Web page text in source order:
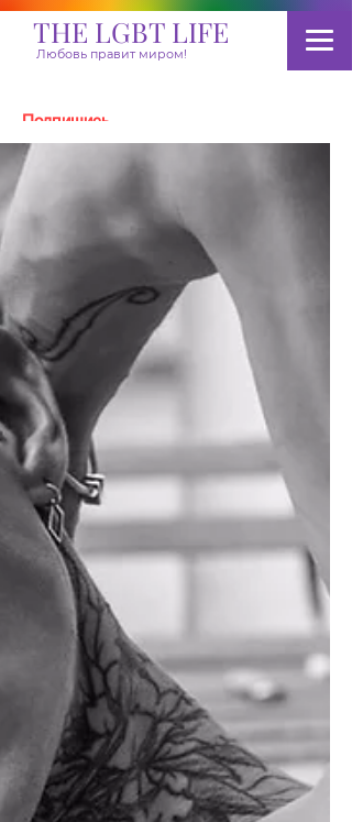
THE LGBT LIFE
Любовь правит миром!
Подпишись
Пожертвовать